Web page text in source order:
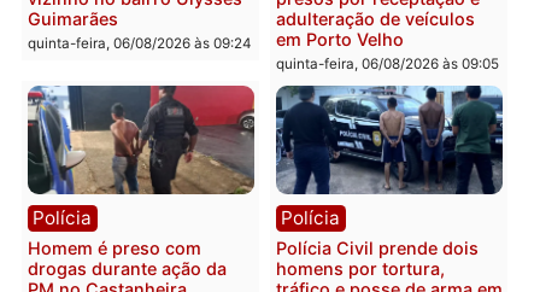
Polícia
Homem é esfaqueado no
tórax durante briga com
vizinho no bairro Ulysses
Guimarães
quinta-feira, 06/08/2026 às 09:24
Polícia
Três suspeitos ligados a
facção criminosa são
presos por receptação e
adulteração de veículos
em Porto Velho